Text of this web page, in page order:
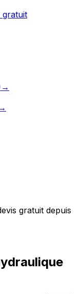
gratuit
→
→
gratuit depuis